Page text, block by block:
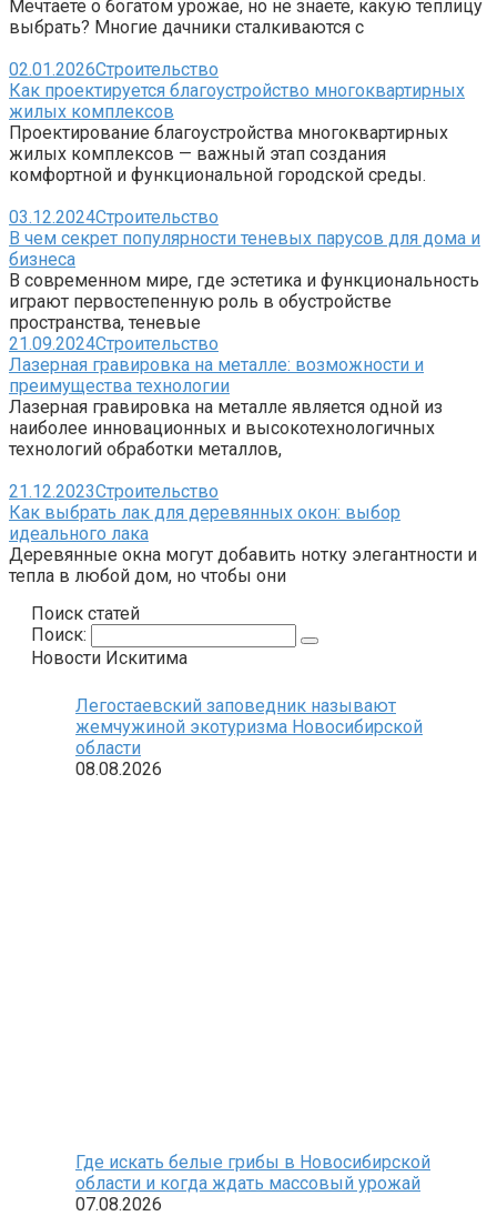
Мечтаете о богатом урожае, но не знаете, какую теплицу
выбрать? Многие дачники сталкиваются с
02.01.2026Строительство
Как проектируется благоустройство многоквартирных
жилых комплексов
Проектирование благоустройства многоквартирных
жилых комплексов — важный этап создания
комфортной и функциональной городской среды.
03.12.2024Строительство
В чем секрет популярности теневых парусов для дома и
бизнеса
В современном мире, где эстетика и функциональность
играют первостепенную роль в обустройстве
пространства, теневые
21.09.2024Строительство
Лазерная гравировка на металле: возможности и
преимущества технологии
Лазерная гравировка на металле является одной из
наиболее инновационных и высокотехнологичных
технологий обработки металлов,
21.12.2023Строительство
Как выбрать лак для деревянных окон: выбор
идеального лака
Деревянные окна могут добавить нотку элегантности и
тепла в любой дом, но чтобы они
Поиск статей
Поиск:
Новости Искитима
Легостаевский заповедник называют
жемчужиной экотуризма Новосибирской
области
08.08.2026
Где искать белые грибы в Новосибирской
области и когда ждать массовый урожай
07.08.2026